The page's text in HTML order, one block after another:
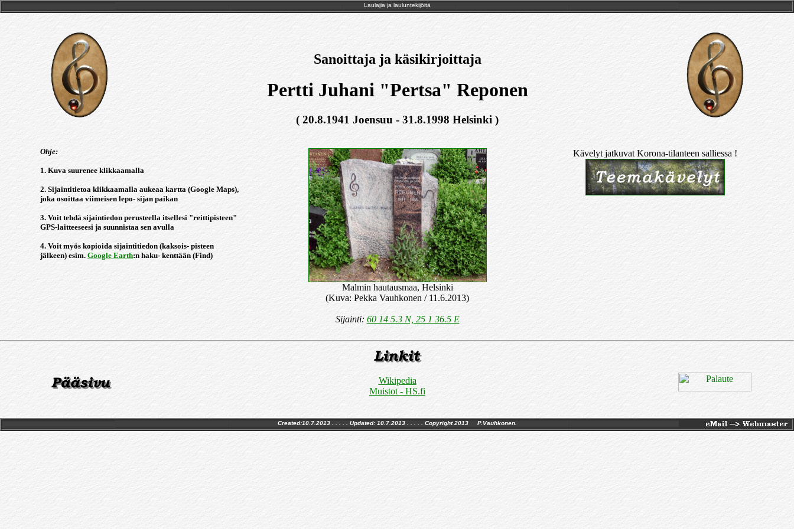
Laulajia ja lauluntekijöitä
Sanoittaja ja käsikirjoittaja
Pertti Juhani "Pertsa" Reponen
( 20.8.1941 Joensuu - 31.8.1998 Helsinki )
Ohje:
1. Kuva suurenee klikkaamalla
2. Sijaintitietoa klikkaamalla aukeaa kartta (Google Maps),
joka osoittaa viimeisen lepo- sijan paikan
3. Voit tehdä sijaintiedon perusteella itsellesi "reittipisteen"
GPS-laitteeseesi ja suunnistaa sen avulla
4. Voit myös kopioida sijaintitiedon (kaksois- pisteen
jälkeen) esim. Google Earth:n haku- kenttään (Find)
Malmin hautausmaa, Helsinki
(Kuva: Pekka Vauhkonen / 11.6.2013)
Sijainti: 60 14 5.3 N, 25 1 36.5 E
Kävelyt jatkuvat Korona-tilanteen salliessa !
Wikipedia
Muistot - HS.fi
Created:10.7.2013 . . . . . Updated: 10.7.2013. . . . . Copyright 2013 P.Vauhkonen.